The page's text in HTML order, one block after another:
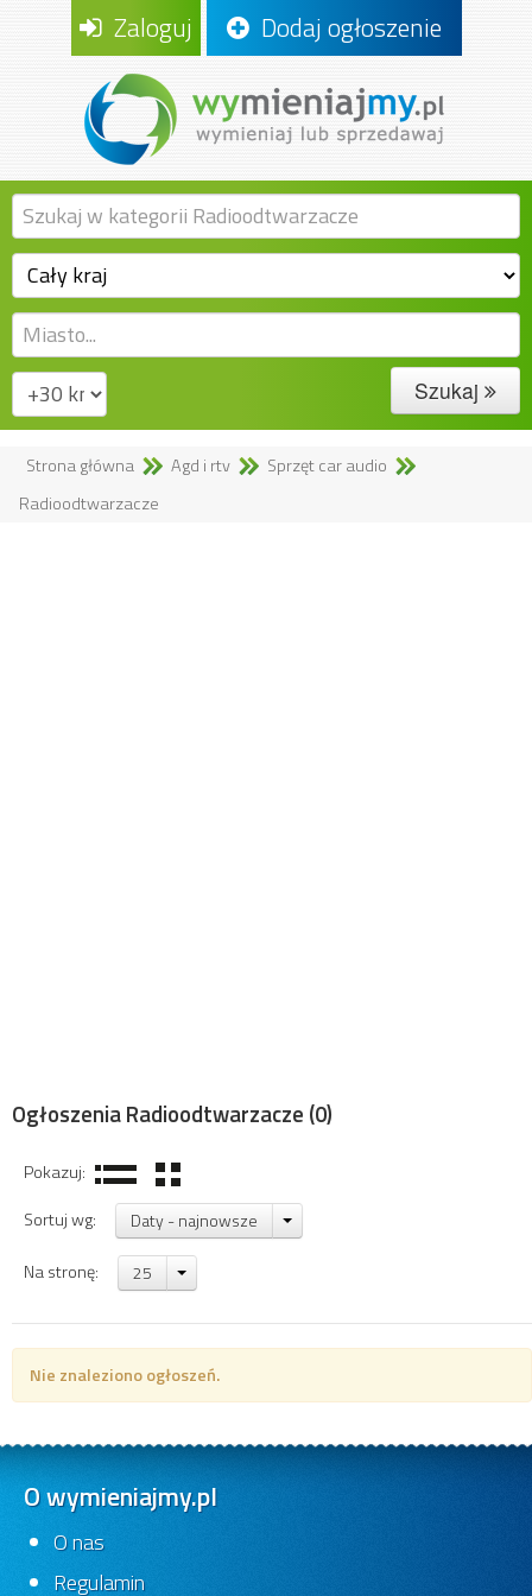
Zaloguj Dodaj ogłoszenie
Szukaj
Strona główna Agd i rtv
Sprzęt car audio
Radioodtwarzacze
Ogłoszenia Radioodtwarzacze (0)
Pokazuj:
Sortuj wg:
Daty - najnowsze
Na stronę: 25
Nie znaleziono ogłoszeń.
O wymieniajmy.pl
O nas
Regulamin